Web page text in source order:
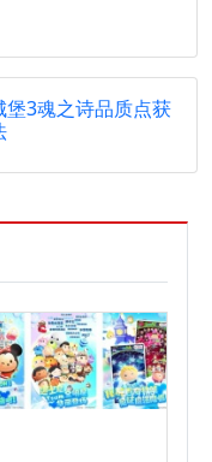
堡3魂之诗品质点获